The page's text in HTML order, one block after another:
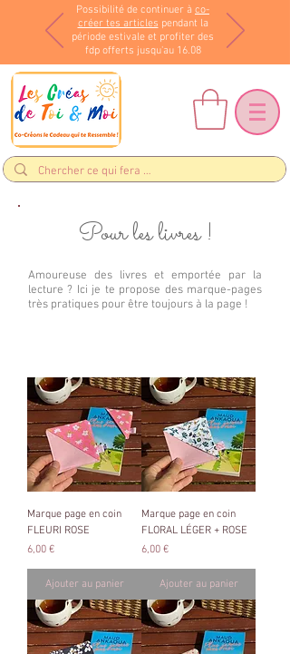
Possibilité de continuer à co-
créer tes articles pendant la
période estivale et profiter des
fdp offerts jusqu'au 16.08
Pour les livres !
Amoureuse des livres et emportée par la
lecture ? Ici je te propose des marque-pages
très pratiques pour être toujours à la page !
Marque page en coin
FLEURI ROSE
Prix
6,00 €
Ajouter au panier
Marque page en coin
FLORAL LÉGER + ROSE
Prix
6,00 €
Ajouter au panier